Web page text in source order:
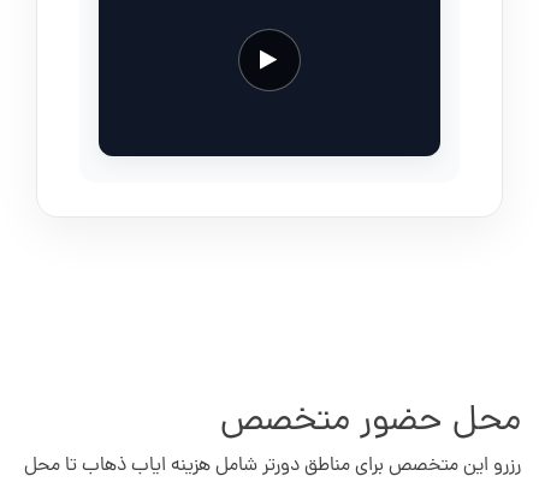
محل حضور متخصص
رزرو این متخصص برای مناطق دورتر شامل هزینه ایاب ذهاب تا محل